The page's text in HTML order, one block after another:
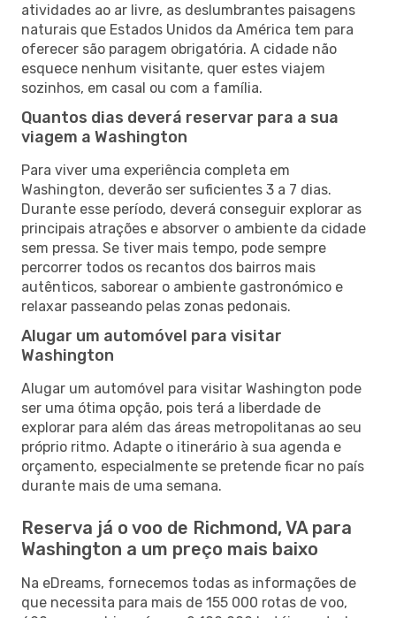
atividades ao ar livre, as deslumbrantes paisagens
naturais que Estados Unidos da América tem para
oferecer são paragem obrigatória. A cidade não
esquece nenhum visitante, quer estes viajem
sozinhos, em casal ou com a família.
Quantos dias deverá reservar para a sua
viagem a Washington
Para viver uma experiência completa em
Washington, deverão ser suficientes 3 a 7 dias.
Durante esse período, deverá conseguir explorar as
principais atrações e absorver o ambiente da cidade
sem pressa. Se tiver mais tempo, pode sempre
percorrer todos os recantos dos bairros mais
autênticos, saborear o ambiente gastronómico e
relaxar passeando pelas zonas pedonais.
Alugar um automóvel para visitar
Washington
Alugar um automóvel para visitar Washington pode
ser uma ótima opção, pois terá a liberdade de
explorar para além das áreas metropolitanas ao seu
próprio ritmo. Adapte o itinerário à sua agenda e
orçamento, especialmente se pretende ficar no país
durante mais de uma semana.
Reserva já o voo de Richmond, VA para
Washington a um preço mais baixo
Na eDreams, fornecemos todas as informações de
que necessita para mais de 155 000 rotas de voo,